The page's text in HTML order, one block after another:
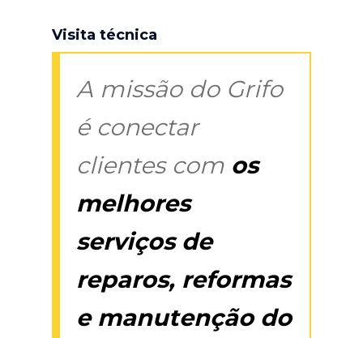
Visita técnica
A missão do Grifo
é conectar
clientes com os
melhores
serviços de
reparos, reformas
e manutenção do